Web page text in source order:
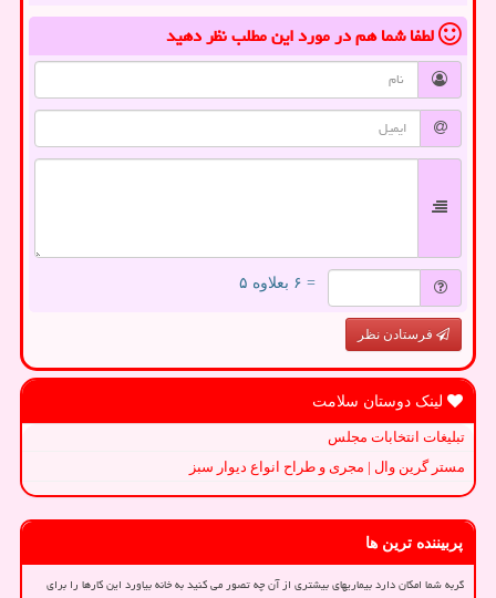
لطفا شما همدر مورد این مطلبنظر دهید
= ۶ بعلاوه ۵
فرستادن نظر
لینک دوستان سلامت
تبلیغات انتخابات مجلس
مستر گرین وال | مجری و طراح انواع دیوار سبز
پربیننده ترین ها
گربه شما امکان دارد بیماریهای بیشتری از آن چه تصور می کنید به خانه بیاورد این کارها را برای